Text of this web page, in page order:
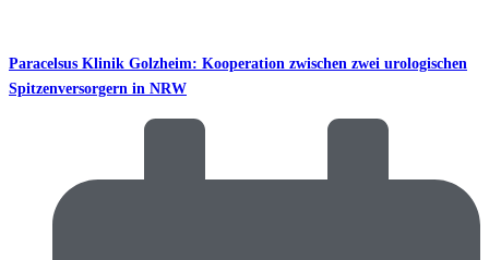
Paracelsus Klinik Golzheim: Kooperation zwischen zwei urologischen
Spitzenversorgern in NRW